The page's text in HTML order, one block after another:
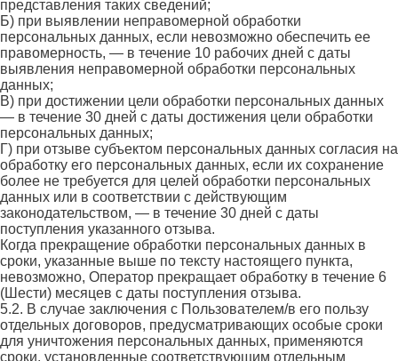
представления таких сведений;
Б) при выявлении неправомерной обработки
персональных данных, если невозможно обеспечить ее
правомерность, — в течение 10 рабочих дней с даты
выявления неправомерной обработки персональных
данных;
В) при достижении цели обработки персональных данных
— в течение 30 дней с даты достижения цели обработки
персональных данных;
Г) при отзыве субъектом персональных данных согласия на
обработку его персональных данных, если их сохранение
более не требуется для целей обработки персональных
данных или в соответствии с действующим
законодательством, — в течение 30 дней с даты
поступления указанного отзыва.
Когда прекращение обработки персональных данных в
сроки, указанные выше по тексту настоящего пункта,
невозможно, Оператор прекращает обработку в течение 6
(Шести) месяцев с даты поступления отзыва.
5.2. В случае заключения с Пользователем/в его пользу
отдельных договоров, предусматривающих особые сроки
для уничтожения персональных данных, применяются
сроки, установленные соответствующим отдельным